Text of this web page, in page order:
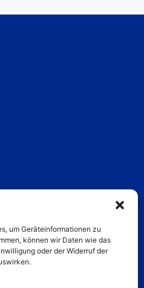
um Geräteinformationen zu
können wir Daten wie das
oder der Widerruf der